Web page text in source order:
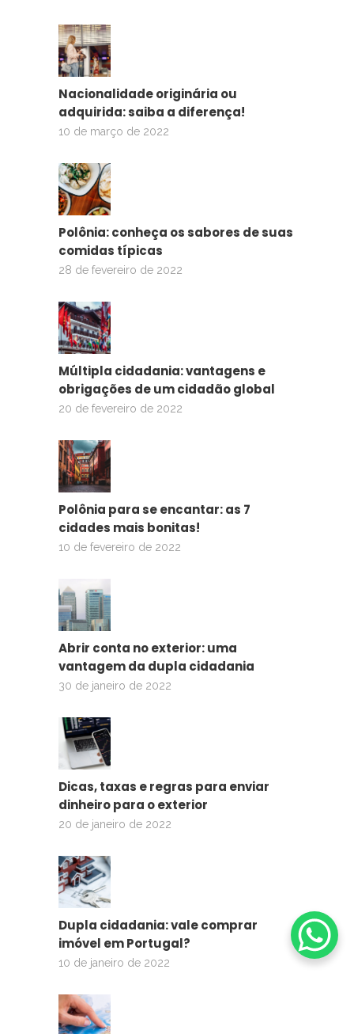
Nacionalidade originária ou
adquirida: saiba a diferença!
10 de março de 2022
Polônia: conheça os sabores de suas
comidas típicas
28 de fevereiro de 2022
Múltipla cidadania: vantagens e
obrigações de um cidadão global
20 de fevereiro de 2022
Polônia para se encantar: as 7
cidades mais bonitas!
10 de fevereiro de 2022
Abrir conta no exterior: uma
vantagem da dupla cidadania
30 de janeiro de 2022
Dicas, taxas e regras para enviar
dinheiro para o exterior
20 de janeiro de 2022
Dupla cidadania: vale comprar
imóvel em Portugal?
10 de janeiro de 2022